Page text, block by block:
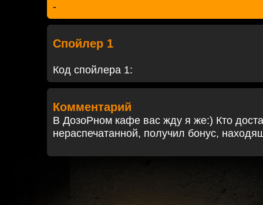
-
Спойлер 1
Код спойлера 1:
Комментарий
В ДозоРном кафе вас жду я же:) Кто
нераспечатанной, получил бонус,